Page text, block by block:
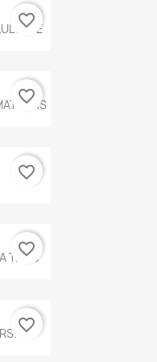
KLEE
favorite_border
favorite_border
favorite_border
T.560
favorite_border
favorite_border